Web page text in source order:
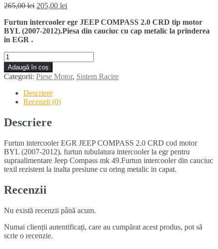
265,00lei Prețul
a
fost:
205,00 lei
este:
205,00 lei.
Furtun intercooler egr JEEP COMPASS 2.0 CRD tip motor
BYL (2007-2012).Piesa din cauciuc cu cap metalic la prinderea
in EGR .
Cantitate
Furtun
intercooler
egr
JEEP
COMPASS
CRD
Adaugă în coș
Categorii: Piese Motor, Sistem Racire
Descriere
Recenzii (0)
Descriere
Furtun intercooler EGR JEEP COMPASS 2.0 CRD cod motor
BYL (2007-2012), furtun tubulatura intercooler la egr pentru
supraalimentare Jeep Compass mk 49.Furtun intercooler din cauciuc
texil rezistent la inalta presiune cu oring metalic in capat.
Recenzii
Nu există recenzii până acum.
Numai clienții autentificați, care au cumpărat acest produs, pot să
scrie o recenzie.